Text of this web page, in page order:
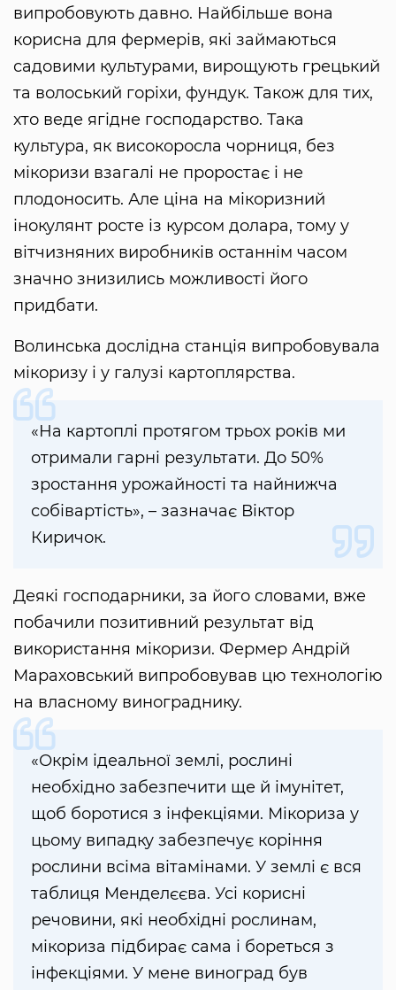
випробовують давно. Найбільше вона
корисна для фермерів, які займаються
садовими культурами, вирощують грецький
та волоський горіхи, фундук. Також для тих,
хто веде ягідне господарство. Така
культура, як високоросла чорниця, без
мікоризи взагалі не проростає і не
плодоносить. Але ціна на мікоризний
інокулянт росте із курсом долара, тому у
вітчизняних виробників останнім часом
значно знизились можливості його
придбати.
Волинська дослідна станція випробовувала
мікоризу і у галузі картоплярства.
«На картоплі протягом трьох років ми
отримали гарні результати. До 50%
зростання урожайності та найнижча
собівартість», – зазначає Віктор
Киричок.
Деякі господарники, за його словами, вже
побачили позитивний результат від
використання мікоризи. Фермер Андрій
Мараховський випробовував цю технологію
на власному винограднику.
«Окрім ідеальної землі, рослині
необхідно забезпечити ще й імунітет,
щоб боротися з інфекціями. Мікориза у
цьому випадку забезпечує коріння
рослини всіма вітамінами. У землі є вся
таблиця Менделєєва. Усі корисні
речовини, які необхідні рослинам,
мікориза підбирає сама і бореться з
інфекціями. У мене виноград був